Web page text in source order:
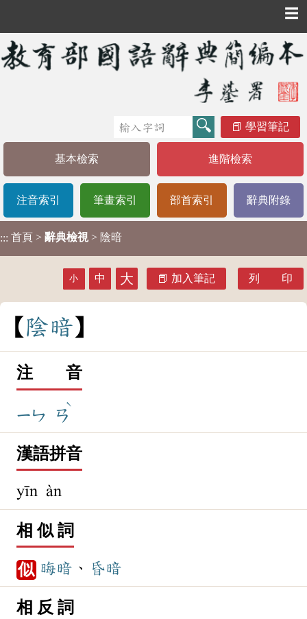
☰
學習筆記
基本檢索 進階檢索
注音索引 筆畫索引 部首索引 辭典附錄
::: 首頁 > 辭典檢視 > 陰暗
小 中 大 加入筆記 列 印
陰暗
注 音
ㄧㄣ ㄢ
ˋ
漢語拼音
yīn àn
相 似 詞
似 晦暗 、 昏暗
相 反 詞